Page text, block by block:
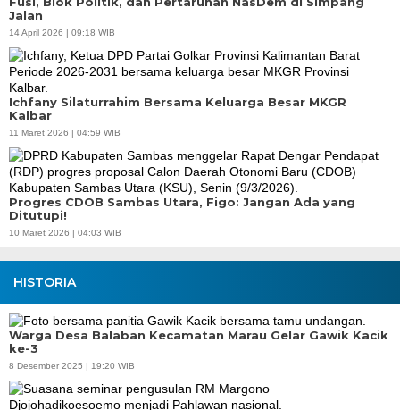
Jalan
14 April 2026 | 09:18 WIB
Ichfany Silaturrahim Bersama Keluarga Besar MKGR
Kalbar
11 Maret 2026 | 04:59 WIB
Progres CDOB Sambas Utara, Figo: Jangan Ada yang
Ditutupi!
10 Maret 2026 | 04:03 WIB
HISTORIA
Warga Desa Balaban Kecamatan Marau Gelar Gawik Kacik
ke-3
8 Desember 2025 | 19:20 WIB